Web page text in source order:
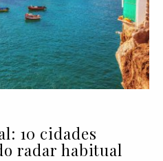
10 cidades
radar habitual